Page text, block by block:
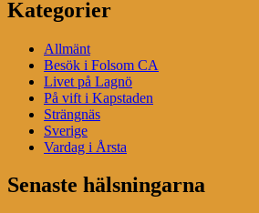
Kategorier
Allmänt
Besök i Folsom CA
Livet på Lagnö
På vift i Kapstaden
Strängnäs
Sverige
Vardag i Årsta
Senaste hälsningarna